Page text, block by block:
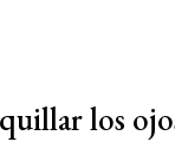
los